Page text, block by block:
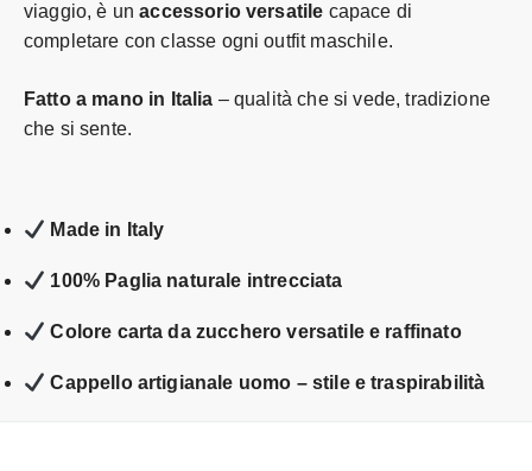
viaggio, è unaccessorio versatile capace di
completare con classe ogni outfit maschile.
Fatto a mano in Italia – qualità che si vede, tradizione
che si sente.
Made in Italy
100% Paglia naturale intrecciata
Colore carta da zucchero versatile e raffinato
Cappello artigianale uomo – stile e traspirabilità